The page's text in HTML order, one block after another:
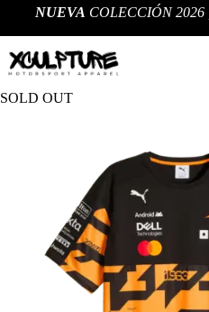
contenido
NUEVA COLECCIÓN 2026
SOLD OUT